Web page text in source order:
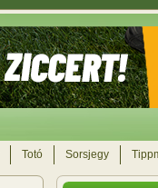
Totó Sorsjegy